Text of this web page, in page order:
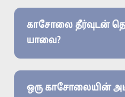
காசோலை தீர்வுடன்
யாவை?
ஒரு காசோலையின்